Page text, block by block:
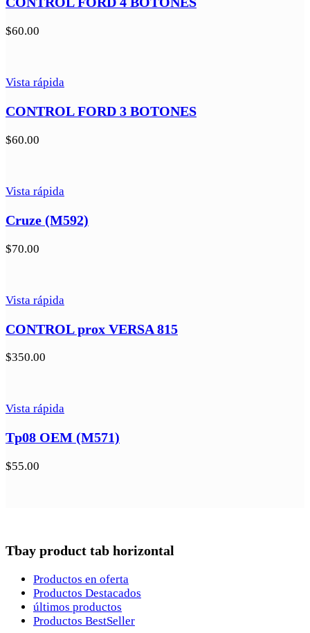
$60.00
Vista rápida
CONTROL FORD 3 BOTONES
$60.00
Vista rápida
Cruze (M592)
$70.00
Vista rápida
CONTROL prox VERSA 815
$350.00
Vista rápida
Tp08 OEM (M571)
$55.00
Tbay product tab horizontal
Productos en oferta
Productos Destacados
últimos productos
Productos BestSeller